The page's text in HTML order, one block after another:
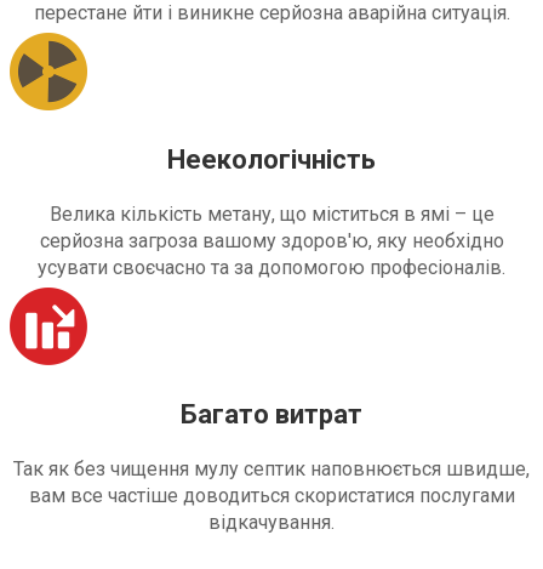
перестане йти і виникне серйозна аварійна ситуація.
Неекологічність
Велика кількість метану, що міститься в ямі – це
серйозна загроза вашому здоров'ю, яку необхідно
усувати своєчасно та за допомогою професіоналів.
Багато витрат
Так як без чищення мулу септик наповнюється швидше,
вам все частіше доводиться скористатися послугами
відкачування.